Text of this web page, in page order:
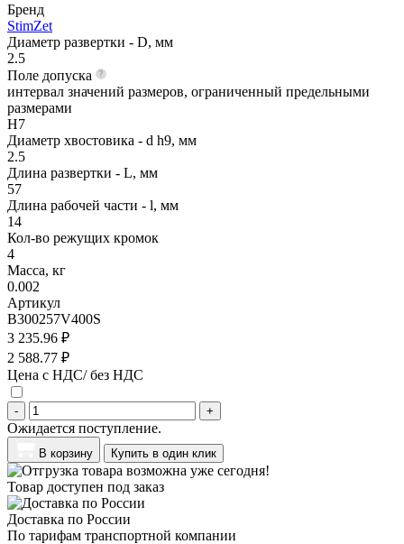
Бренд
StimZet
Диаметр развертки - D, мм
2.5
Поле допуска
интервал значений размеров, ограниченный предельными
размерами
H7
Диаметр хвостовика - d h9, мм
2.5
Длина развертки - L, мм
57
Длина рабочей части - l, мм
14
Кол-во режущих кромок
4
Масса, кг
0.002
Артикул
B300257V400S
3 235.96 ₽
2 588.77 ₽
Цена с НДС/ без НДС
- +
Ожидается поступление.
В корзину Купить в один клик
Товар доступен под заказ
Доставка по России
По тарифам транспортной компании